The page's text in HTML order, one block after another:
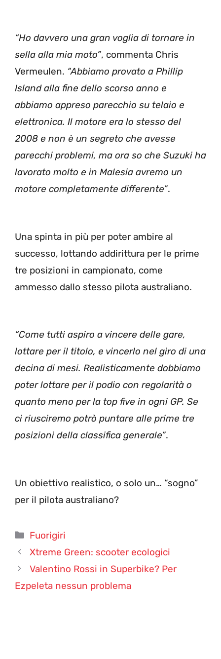
“Ho davvero una gran voglia di tornare in
sella alla mia moto”, commenta Chris
Vermeulen. “Abbiamo provato a Phillip
Island alla fine dello scorso anno e
abbiamo appreso parecchio su telaio e
elettronica. Il motore era lo stesso del
2008 e non è un segreto che avesse
parecchi problemi, ma ora so che Suzuki ha
lavorato molto e in Malesia avremo un
motore completamente differente”.
Una spinta in più per poter ambire al
successo, lottando addirittura per le prime
tre posizioni in campionato, come
ammesso dallo stesso pilota australiano.
“Come tutti aspiro a vincere delle gare,
lottare per il titolo, e vincerlo nel giro di una
decina di mesi. Realisticamente dobbiamo
poter lottare per il podio con regolarità o
quanto meno per la top five in ogni GP. Se
ci riusciremo potrò puntare alle prime tre
posizioni della classifica generale”.
Un obiettivo realistico, o solo un… “sogno”
per il pilota australiano?
Categorie
Fuorigiri
Xtreme Green: scooter ecologici
Valentino Rossi in Superbike? Per
Ezpeleta nessun problema